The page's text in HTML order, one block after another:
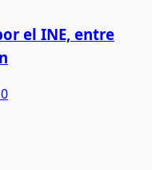
el INE, entre
0